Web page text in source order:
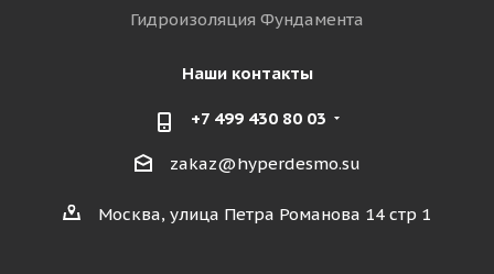
Гидроизоляция Фундамента
Наши контакты
+7 499 430 80 03
zakaz@hyperdesmo.su
Москва, улица Петра Романова 14 стр 1